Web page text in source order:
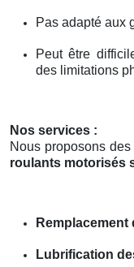
Pas adapté aux
Peut être
des limitations
Nos services :
Nous proposons des
roulants motorisés
Remplacement
Lubrification